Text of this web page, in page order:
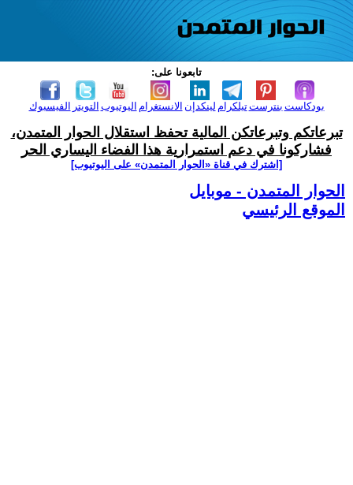
تابعونا على:
الفيسبوك التويتر اليوتيوب الانستغرام لينكدإن تيلكرامبنترست بودكاست
تبرعاتكم وتبرعاتكن المالية تحفظ استقلال الحوار المتمدن،
فشاركونا في دعم استمرارية هذا الفضاء اليساري الحر
[اشترك في قناة ‫«الحوار المتمدن» على اليوتيوب]
الحوار المتمدن - موبايل
الموقع الرئيسي